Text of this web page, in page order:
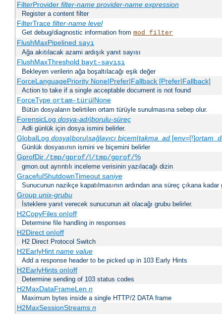
FilterProvider filter-name provider-name expression
Register a content filter
FilterTrace filter-name level
Get debug/diagnostic information from mod_filter
FlushMaxPipelined sayı
Ağa akıtılacak azami ardışık yanıt sayısı
FlushMaxThreshold bayt-sayısı
Bekleyen verilerin ağa boşaltılacağı eşik değer
ForceLanguagePriority None|Prefer|Fallback [Prefer|Fallback]
Action to take if a single acceptable document is not found
ForceType ortam-türü|None
Bütün dosyaların belirtilen ortam türüyle sunulmasına sebep olur.
ForensicLog dosya-adı|borulu-süreç
Adli günlük için dosya ismini belirler.
GlobalLog dosya|boru|sağlayıcı biçem|takma_ad[env=[!]
Günlük dosyasının ismini ve biçemini belirler
GprofDir /tmp/gprof/|/tmp/gprof/%
gmon.out ayrıntılı inceleme verisinin yazılacağı dizin
GracefulShutdownTimeout saniye
Sunucunun nazikçe kapatılmasının ardından ana süreç çıkana
Group unix-grubu
İsteklere yanıt verecek sunucunun ait olacağı grubu belirler.
H2CopyFiles on|off
Determine file handling in responses
H2Direct on|off
H2 Direct Protocol Switch
H2EarlyHint name value
Add a response header to be picked up in 103 Early Hints
H2EarlyHints on|off
Determine sending of 103 status codes
H2MaxDataFrameLen n
Maximum bytes inside a single HTTP/2 DATA frame
H2MaxSessionStreams n